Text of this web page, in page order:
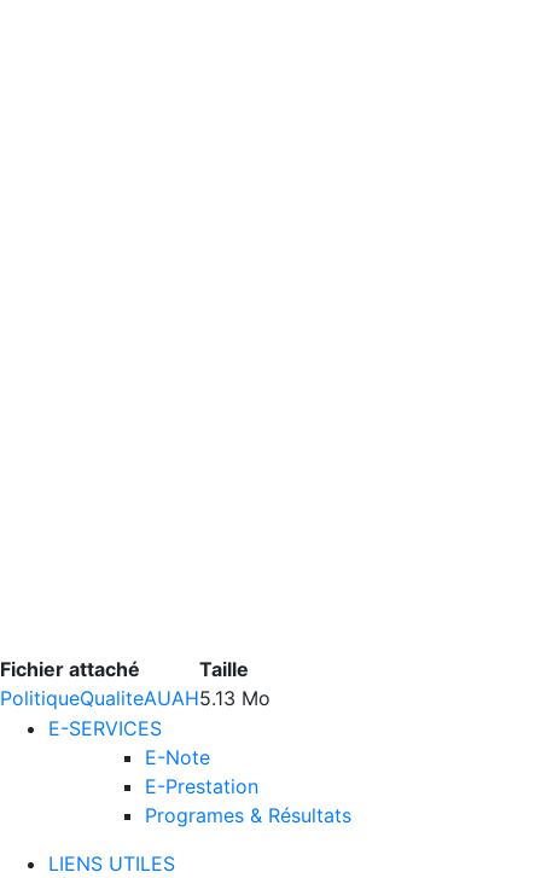
Fichier attaché
Taille
PolitiqueQualiteAUAH5.13 Mo
E-SERVICES
E-Note
E-Prestation
Programes & Résultats
LIENS UTILES